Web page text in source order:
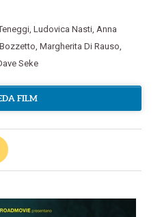
Ludovica Nasti Anna
Margherita Di Rauso
Seke
FILM